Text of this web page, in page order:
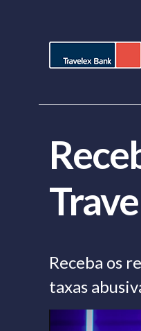
Receba os
taxas